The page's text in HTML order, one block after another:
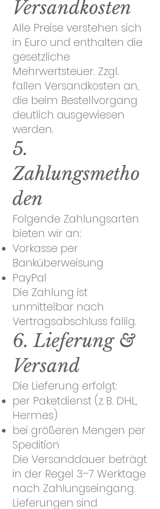
Versandkosten
Alle Preise verstehen sich
in Euro und enthalten die
gesetzliche
Mehrwertsteuer. Zzgl.
fallen Versandkosten an,
die beim Bestellvorgang
deutlich ausgewiesen
werden.
5.
Zahlungsmetho
den
Folgende Zahlungsarten
bieten wir an:
Vorkasse per
Banküberweisung
PayPal
Die Zahlung ist
unmittelbar nach
Vertragsabschluss fällig.
6. Lieferung &
Versand
Die Lieferung erfolgt:
per Paketdienst (z. B. DHL,
Hermes)
bei größeren Mengen per
Spedition
Die Versanddauer beträgt
in der Regel 3–7 Werktage
nach Zahlungseingang.
Lieferungen sind